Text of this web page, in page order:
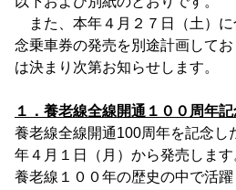
また、本年４月２７日（土）
念乗車券の発売を別途計画して
は決まり次第お知らせします。
１．養老線全線開通１００周年
養老線全線開通100周年を記念し
年４月１日（月）から発売します
養老線１００年の歴史の中で活